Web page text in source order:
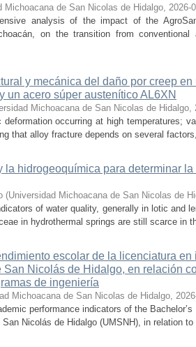
Michoacana de San Nicolas de Hidalgo, 2026-
analysis of the impact of the
on the transition from conventional
y mecánica del daño por creep
un acero súper austenítico AL6XN
Michoacana de San Nicolas de Hidalgo,
occurring at high temperatures;
that alloy fracture depends on several
la hidrogeoquímica para determinar
(Universidad Michoacana de San Nicolas de
of water quality, generally in lotic and
in hydrothermal springs are still scarce in
escolar de la licenciatura
Nicolás de Hidalgo, en relación
de ingeniería
Michoacana de San Nicolas de Hidalgo,
performance indicators of the
Nicolás de Hidalgo (UMSNH), in relation